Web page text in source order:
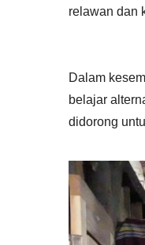
relawan dan
Dalam
belajar
didorong